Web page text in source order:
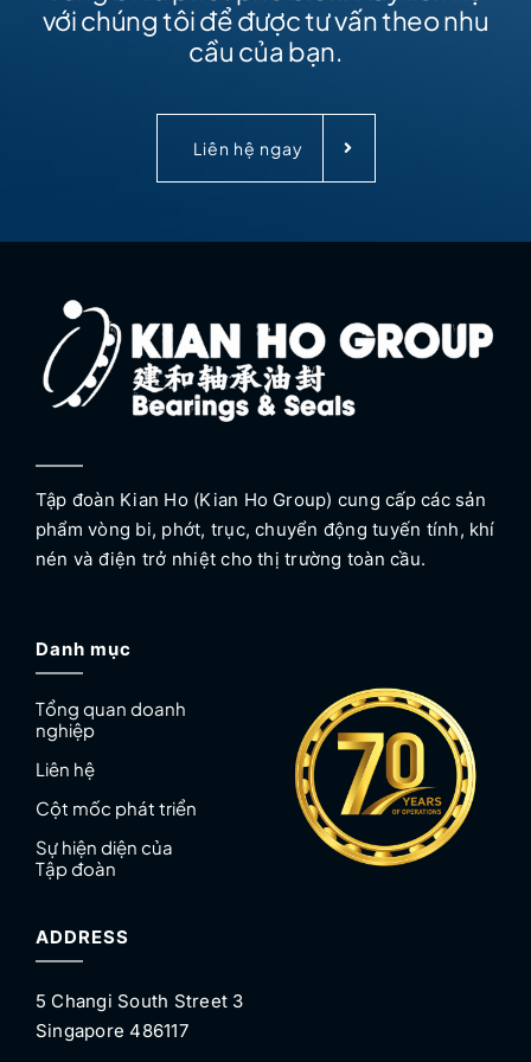
với chúng tôi để được tư vấn theo nhu
cầu của bạn.
Liên hệ ngay
Tập đoàn Kian Ho (Kian Ho Group) cung cấp các sản
phẩm vòng bi, phớt, trục, chuyển động tuyến tính, khí
nén và điện trở nhiệt cho thị trường toàn cầu.
Danh mục
Tổng quan doanh
nghiệp
Liên hệ
Cột mốc phát triển
Sự hiện diện của
Tập đoàn
ADDRESS
5 Changi South Street 3
Singapore 486117